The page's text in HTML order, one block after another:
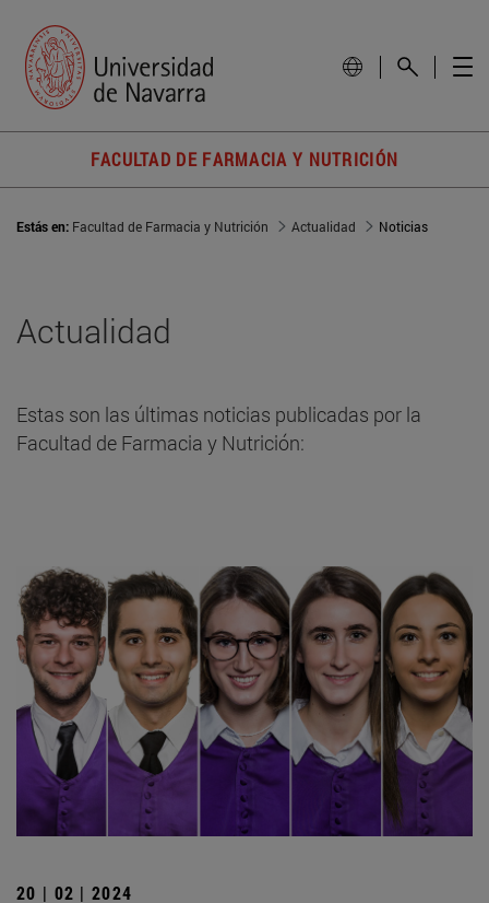
FACULTAD DE FARMACIA Y NUTRICIÓN
Estás en: Facultad de Farmacia y Nutrición Actualidad Noticias
Actualidad
Estas son las últimas noticias publicadas por la
Facultad de Farmacia y Nutrición:
20 | 02 | 2024